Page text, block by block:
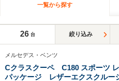
一覧から探す
26 台 絞り込み
メルセデス・ベンツ
Cクラスクーペ C180 スポーツ
パッケージ レザーエクスクルー